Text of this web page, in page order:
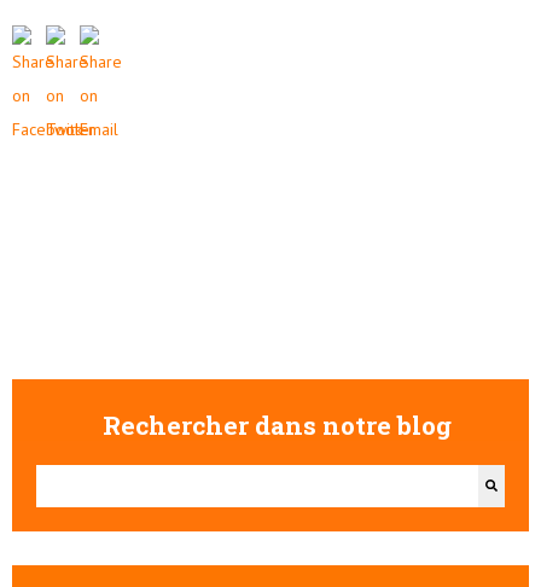
Rechercher dans notre blog
Il s'agit d'un champ de recherche auquel est associée une